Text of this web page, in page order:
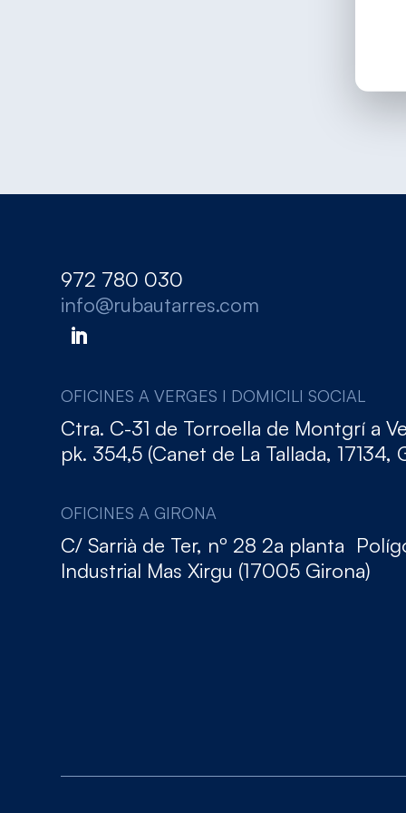
972 780 030
info@rubautarres.com
OFICINES A VERGES I DOMICILI SOCIAL
Ctra. C-31 de Torroella de Montgrí a
pk. 354,5 (Canet de La Tallada, 17134,
OFICINES A GIRONA
C/ Sarrià de Ter, nº 28 2a planta
Industrial Mas Xirgu (17005 Girona)